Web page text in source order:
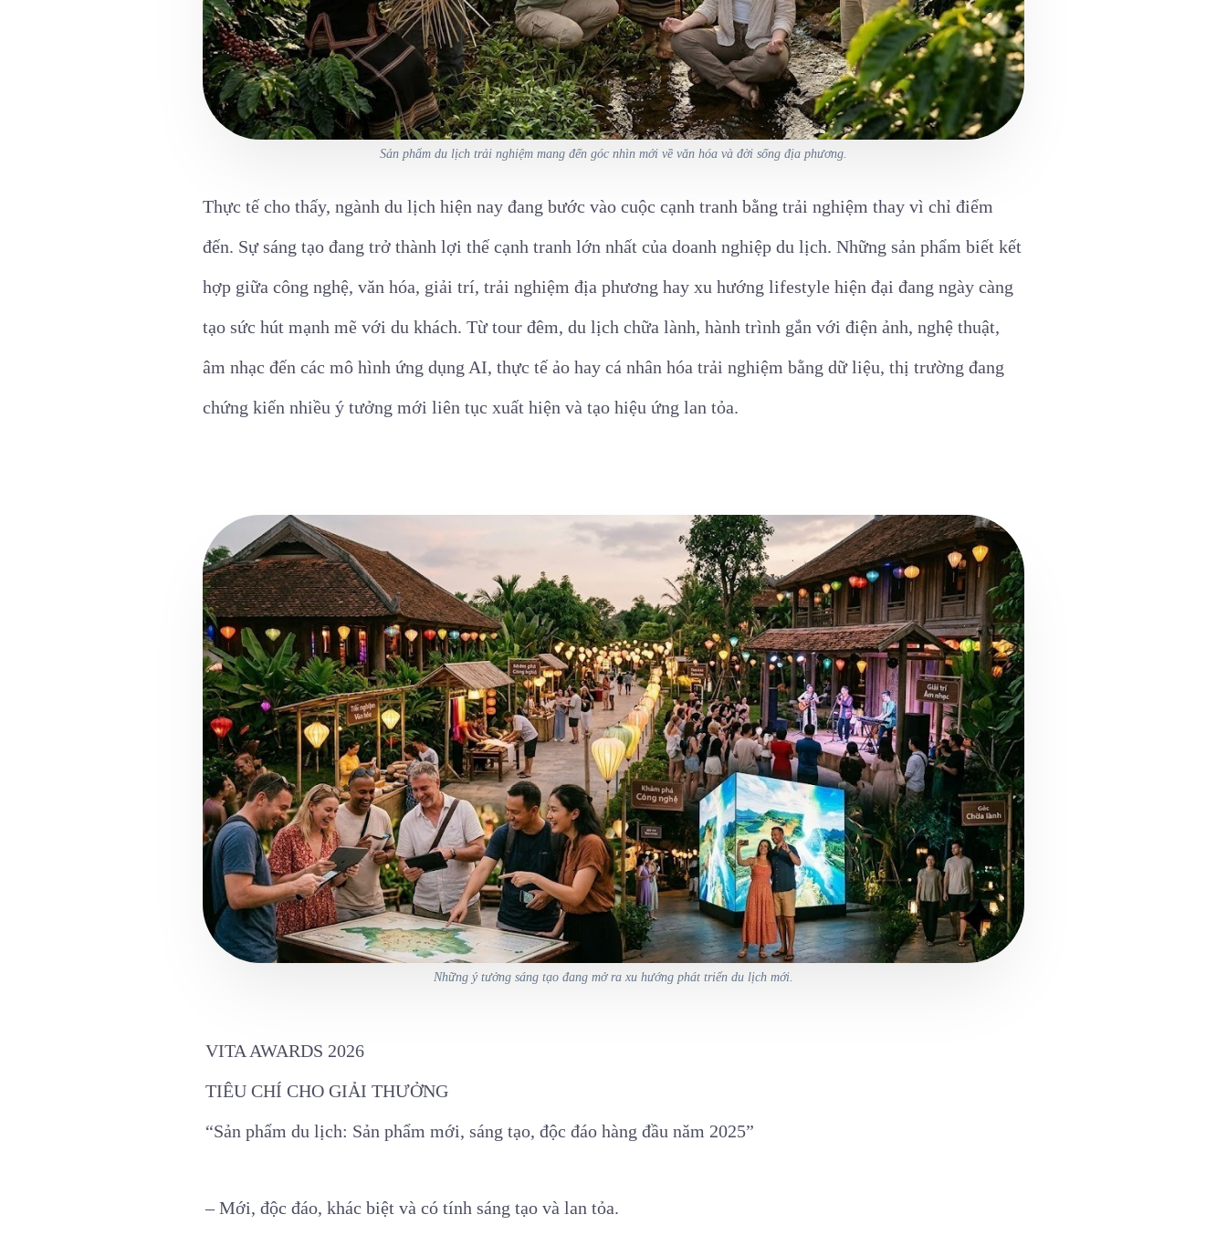
Sản phẩm du lịch trải nghiệm mang đến góc nhìn mới về văn hóa và đời sống địa phương.
Thực tế cho thấy, ngành du lịch hiện nay đang bước vào cuộc cạnh tranh bằng trải nghiệm thay vì chỉ điểm
đến. Sự sáng tạo đang trở thành lợi thế cạnh tranh lớn nhất của doanh nghiệp du lịch. Những sản phẩm biết kết
hợp giữa công nghệ, văn hóa, giải trí, trải nghiệm địa phương hay xu hướng lifestyle hiện đại đang ngày càng
tạo sức hút mạnh mẽ với du khách. Từ tour đêm, du lịch chữa lành, hành trình gắn với điện ảnh, nghệ thuật,
âm nhạc đến các mô hình ứng dụng AI, thực tế ảo hay cá nhân hóa trải nghiệm bằng dữ liệu, thị trường đang
chứng kiến nhiều ý tưởng mới liên tục xuất hiện và tạo hiệu ứng lan tỏa.
Những ý tưởng sáng tạo đang mở ra xu hướng phát triển du lịch mới.
VITA AWARDS 2026
TIÊU CHÍ CHO GIẢI THƯỞNG
“Sản phẩm du lịch: Sản phẩm mới, sáng tạo, độc đáo hàng đầu năm 2025”
– Mới, độc đáo, khác biệt và có tính sáng tạo và lan tỏa.